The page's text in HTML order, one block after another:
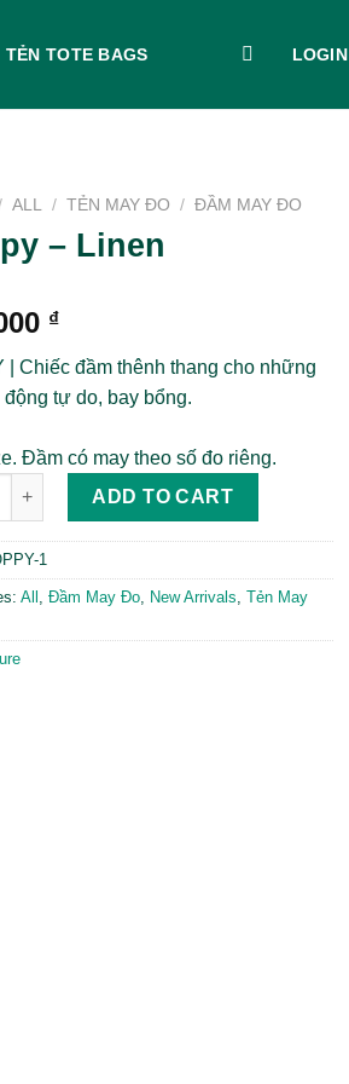
TẺN TOTE BAGS LOGIN
ALL / TẺN MAY ĐO / ĐẦM MAY ĐO
– Linen
₫
| Chiếc đầm thênh thang cho những
động tự do, bay bổng.
Đầm có may theo số đo riêng.
Linen quantity
ADD TO CART
1
All Đầm May Đo New Arrivals Tẻn May